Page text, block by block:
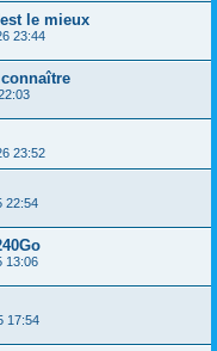
le mieux
23:44
23:52
22:54
13:06
17:54